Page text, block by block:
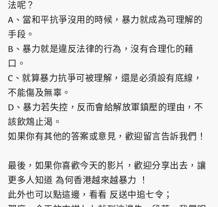
法呢？
A、當和平抗爭沒用的時候，暴力就成為可理解的
手段。
B、暴力就是違反法律的行為，沒有合理化的藉
口。
C、就算暴力抗爭可被理解，還是必須設有底線，
不能傷及無辜。
D、暴力若失控，反而會給解放軍鎮壓的理由，不
該飲鴆止渴。
如果你有其他的答案或意見，歡迎留言告訴我們！
最後，如果你喜歡今天的影片，歡迎分享出去，讓
更多人知道 為何香港越來越暴力 ！
此外也可以點這邊，看看 反送中追七令；